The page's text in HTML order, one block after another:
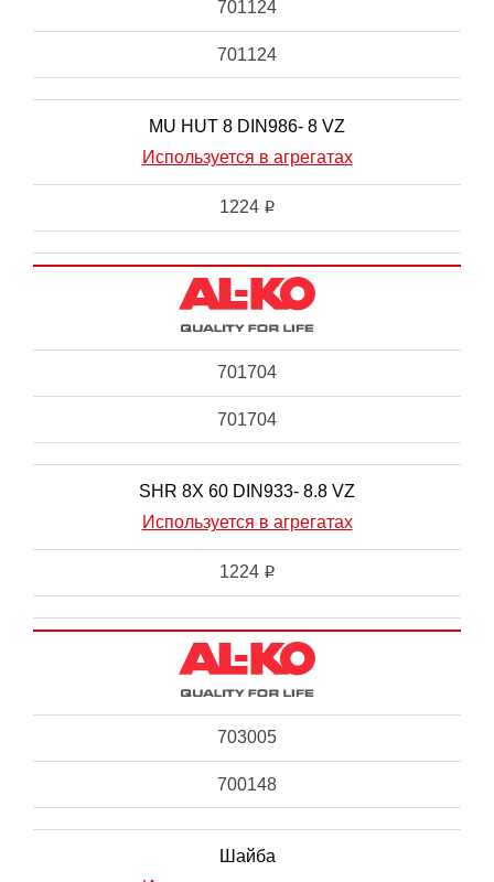
701124
701124
MU HUT 8 DIN986- 8 VZ
Используется в агрегатах
1224 i
701704
701704
SHR 8X 60 DIN933- 8.8 VZ
Используется в агрегатах
1224 i
703005
700148
Шайба